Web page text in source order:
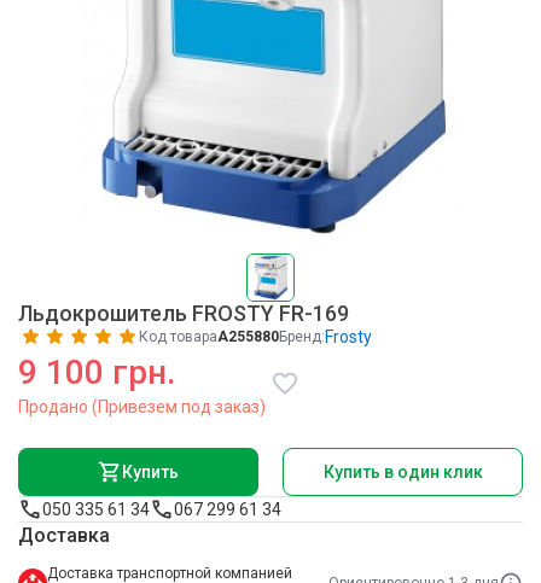
Льдокрошитель FROSTY FR-169
Код товараA255880Бренд:Frosty
9 100 грн.
Продано (Привезем под заказ)
Купить
Купить в один клик
050 335 61 34
067 299 61 34
Доставка
Доставка транспортной компанией